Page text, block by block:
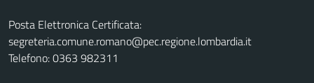
Posta Elettronica Certificata:
segreteria.comune.romano@pec.regione.lombardia.it
Telefono: 0363 982311